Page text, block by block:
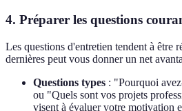
4. Préparer les questions
Les questions d'entretien tendent à être
dernières peut vous donner un net
Questions types : "Pourquoi
ou "Quels sont vos projets
visent à évaluer votre motivation